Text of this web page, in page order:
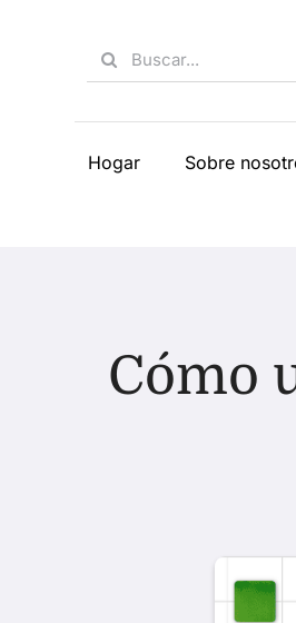
Search
for:
Hogar Sobre
Cómo